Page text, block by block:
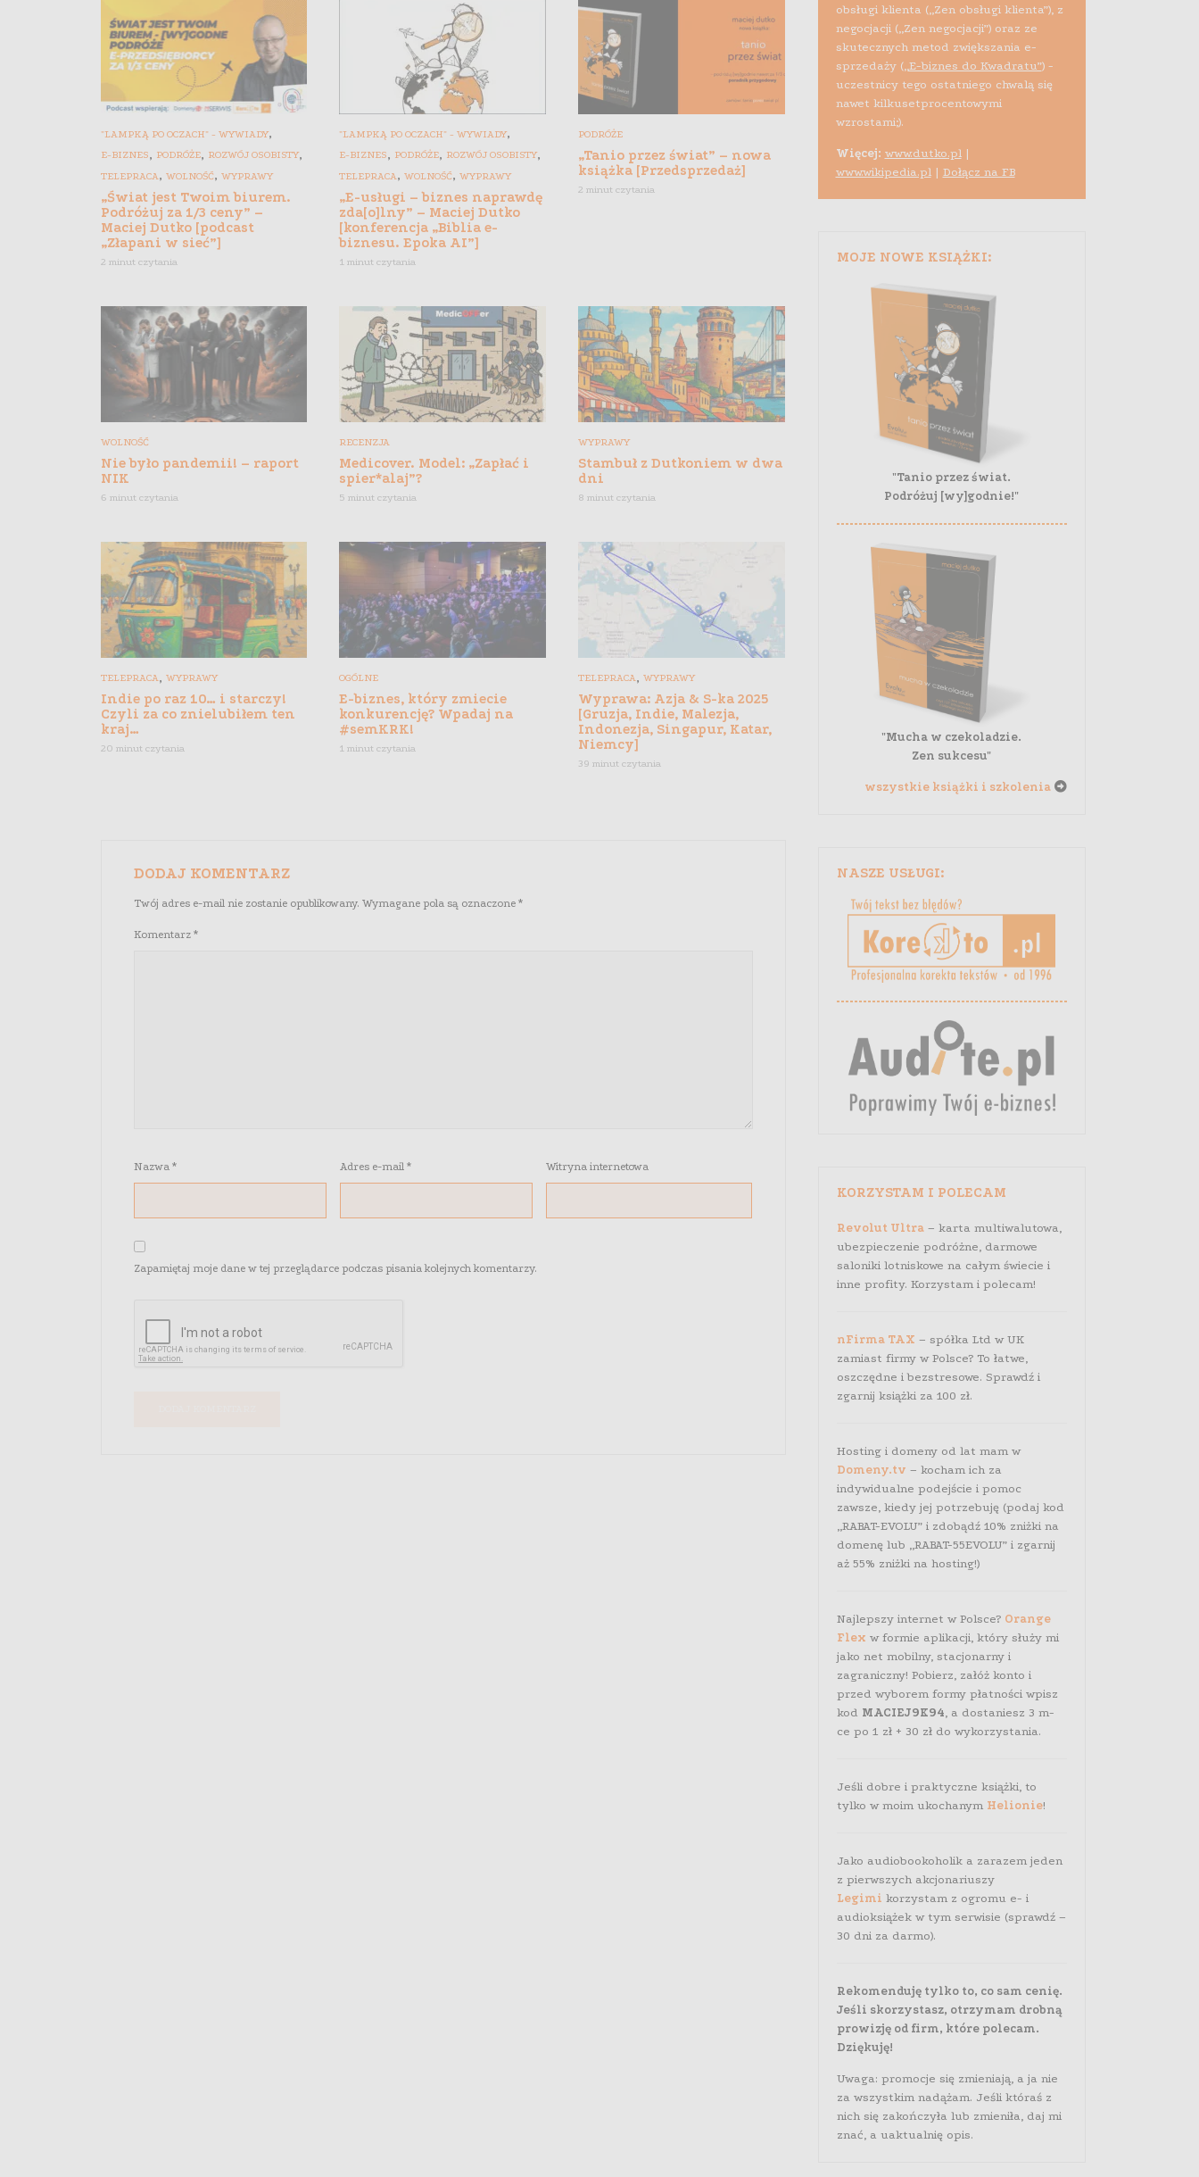
"LAMPKĄ PO OCZACH" - WYWIADY,
E-BIZNES, PODRÓŻE, ROZWÓJ OSOBISTY,
TELEPRACA, WOLNOŚĆ, WYPRAWY
„Świat jest Twoim biurem.
Podróżuj za 1/3 ceny” –
Maciej Dutko [podcast
„Złapani w sieć”]
2 minut czytania
"LAMPKĄ PO OCZACH" - WYWIADY,
E-BIZNES, PODRÓŻE, ROZWÓJ OSOBISTY,
TELEPRACA,WOLNOŚĆ,WYPRAWY
„E-usługi – biznes naprawdę
zda[o]lny” – Maciej Dutko
[konferencja „Biblia e-
biznesu. Epoka AI”]
1 minut czytania
PODRÓŻE
„Tanio przez świat” – nowa
książka [Przedsprzedaż]
2 minut czytania
WOLNOŚĆ
Nie było pandemii! – raport
NIK
6 minut czytania
RECENZJA
Medicover. Model: „Zapłać i
spier*alaj”?
5 minut czytania
WYPRAWY
Stambuł z Dutkoniem w dwa
dni
8 minut czytania
TELEPRACA, WYPRAWY
Indie po raz 10… i starczy!
Czyli za co znielubiłem ten
kraj…
20 minut czytania
OGÓLNE
E-biznes, który zmiecie
konkurencję? Wpadaj na
#semKRK!
1 minut czytania
TELEPRACA,WYPRAWY
Wyprawa: Azja & S-ka 2025
[Gruzja, Indie, Malezja,
Indonezja, Singapur, Katar,
Niemcy]
39 minut czytania
DODAJ KOMENTARZ
Twój adres e-mail nie zostanie opublikowany. Wymagane pola są oznaczone *
Komentarz *
Nazwa * Adres e-mail * Witryna internetowa
Zapamiętaj moje dane w tej przeglądarce podczas pisania kolejnych komentarzy.
obsługi klienta („Zen obsługi klienta”), z
negocjacji („Zen negocjacji”) oraz ze
skutecznych metod zwiększania e-
sprzedaży („E-biznes do Kwadratu”) -
uczestnicy tego ostatniego chwalą się
nawet kilkusetprocentowymi
wzrostami;).
Więcej: www.dutko.pl|
www.wikipedia.pl| Dołącz na FB
MOJE NOWE KSIĄŻKI:
"Tanio przez świat.
Podróżuj [wy]godnie!"
"Mucha w czekoladzie.
Zen sukcesu"
wszystkie książki i szkolenia
NASZE USŁUGI:
KORZYSTAM I POLECAM
Revolut Ultra– karta multiwalutowa,
ubezpieczenie podróżne, darmowe
saloniki lotniskowe na całym świecie i
inne profity. Korzystam i polecam!
nFirma TAX – spółka Ltd w UK
zamiast firmy w Polsce? To łatwe,
oszczędne i bezstresowe. Sprawdź i
zgarnij książki za 100 zł.
Hosting i domeny od lat mam w
Domeny.tv – kocham ich za
indywidualne podejście i pomoc
zawsze, kiedy jej potrzebuję (podaj kod
„RABAT-EVOLU” i zdobądź 10% zniżki na
domenę lub „RABAT-55EVOLU” i zgarnij
aż 55% zniżki na hosting!)
Najlepszy internet w Polsce? Orange
Flex w formie aplikacji, który służy mi
jako net mobilny, stacjonarny i
zagraniczny! Pobierz, załóż konto i
przed wyborem formy płatności wpisz
kod MACIEJ9K94, a dostaniesz 3 m-
ce po 1 zł + 30 zł do wykorzystania.
Jeśli dobre i praktyczne książki, to
tylko w moim ukochanym Helionie!
Jako audiobookoholik a zarazem jeden
z pierwszych akcjonariuszy
Legimi korzystam z ogromu e- i
audioksiążek w tym serwisie (sprawdź –
30 dni za darmo).
Rekomenduję tylko to, co sam cenię.
Jeśli skorzystasz, otrzymam drobną
prowizję od firm, które polecam.
Dziękuję!
Uwaga: promocje się zmieniają, a ja nie
za wszystkim nadążam. Jeśli któraś z
nich się zakończyła lub zmieniła, daj mi
znać, a uaktualnię opis.